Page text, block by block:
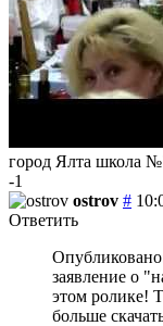
город Ялта школа
-1
ostrov #
Ответить
заявление о
этом ролике!
больше